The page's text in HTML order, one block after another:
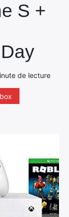
S +
de lecture